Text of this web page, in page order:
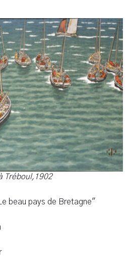
voir l'œuvre en entier
Tréboul,1902
beau pays de Bretagne"